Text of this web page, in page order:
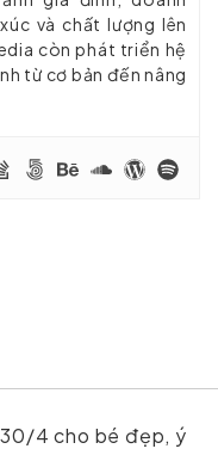
và chất lượng lên
còn phát triển hệ
từ cơ bản đến nâng
4 cho bé đẹp, ý